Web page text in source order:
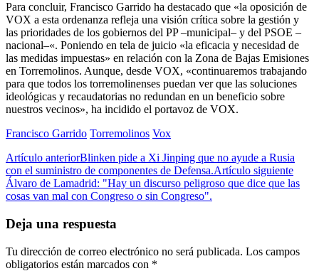
Para concluir, Francisco Garrido ha destacado que «la oposición de
VOX a esta ordenanza refleja una visión crítica sobre la gestión y
las prioridades de los gobiernos del PP –municipal– y del PSOE –
nacional–«. Poniendo en tela de juicio «la eficacia y necesidad de
las medidas impuestas» en relación con la Zona de Bajas Emisiones
en Torremolinos. Aunque, desde VOX, «continuaremos trabajando
para que todos los torremolinenses puedan ver que las soluciones
ideológicas y recaudatorias no redundan en un beneficio sobre
nuestros vecinos», ha incidido el portavoz de VOX.
Francisco Garrido Torremolinos Vox
Artículo anteriorBlinken pide a Xi Jinping que no ayude a Rusia
con el suministro de componentes de Defensa.Artículo siguiente
Álvaro de Lamadrid: "Hay un discurso peligroso que dice que las
cosas van mal con Congreso o sin Congreso".
Deja una respuesta
Tu dirección de correo electrónico no será publicada. Los campos
obligatorios están marcados con *